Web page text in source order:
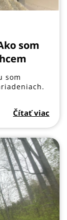
som
som
Čítať viac